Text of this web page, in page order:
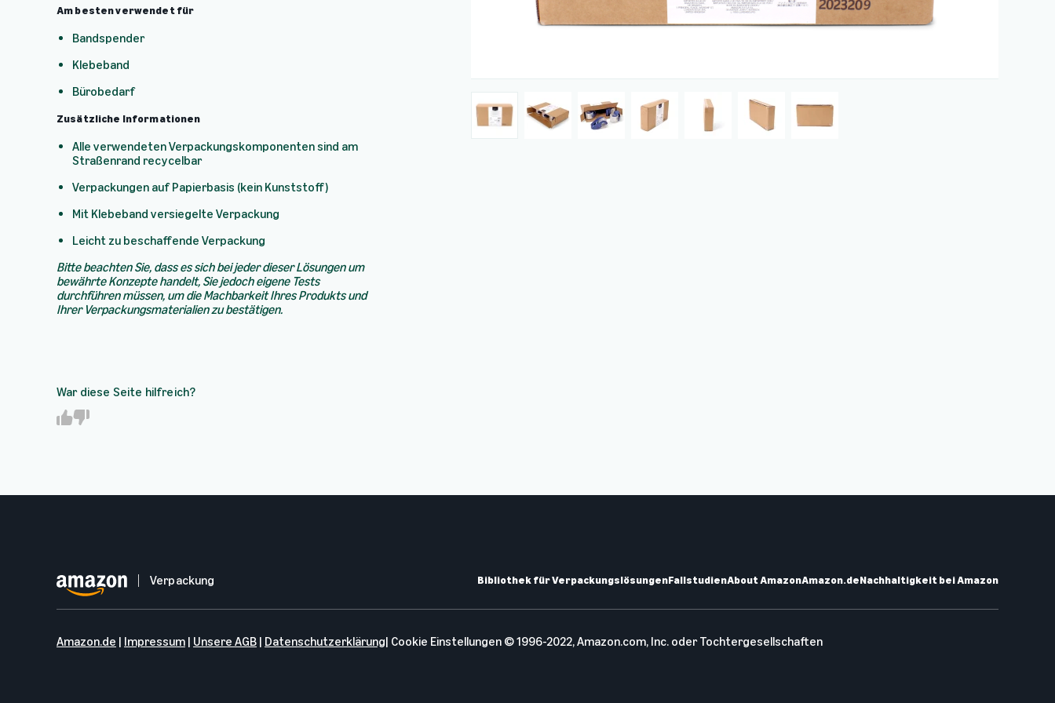
Am besten verwendet für
Bandspender
Klebeband
Bürobedarf
Zusätzliche Informationen
Alle verwendeten Verpackungskomponenten sind am
Straßenrand recycelbar
Verpackungen auf Papierbasis (kein Kunststoff)
Mit Klebeband versiegelte Verpackung
Leicht zu beschaffende Verpackung
Bitte beachten Sie, dass es sich bei jeder dieser Lösungen um
bewährte Konzepte handelt, Sie jedoch eigene Tests
durchführen müssen, um die Machbarkeit Ihres Produkts und
Ihrer Verpackungsmaterialien zu bestätigen.
War diese Seite hilfreich?
Y N
Verpackung Bibliothek für VerpackungslösungenFallstudienAbout AmazonAmazon.deNachhaltigkeit bei Amazon
Amazon.de | Impressum | Unsere AGB | Datenschutzerklärung| Cookie Einstellungen © 1996-2022, Amazon.com, Inc. oder Tochtergesellschaften